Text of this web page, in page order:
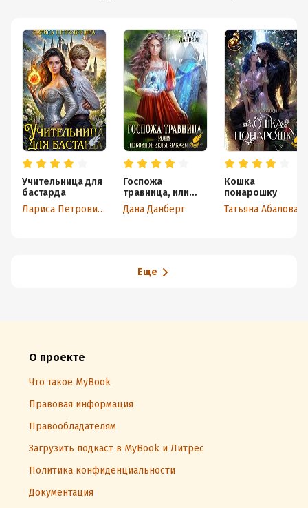
Учительница для
бастарда
Лариса Петровичева
Госпожа
травница, или
Любовное зелье
заказывали?
Дана Данберг
Кошка
понарошку
Татьяна Абалова
Еще
О проекте
Что такое MyBook
Правовая информация
Правообладателям
Загрузить подкаст в MyBook и Литрес
Политика конфиденциальности
Документация